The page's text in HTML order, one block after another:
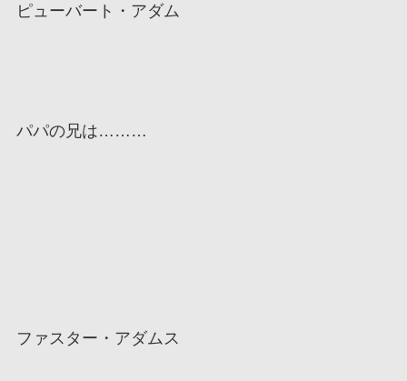
ピューバート・アダム
パパの兄は………
ファスター・アダムス